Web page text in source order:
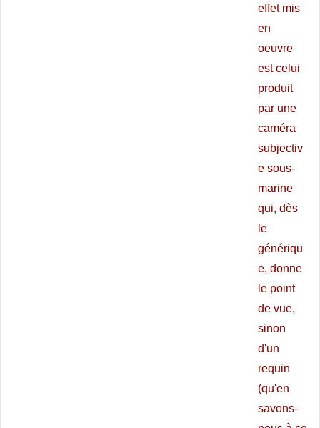
effet mis
en
oeuvre
est celui
produit
par une
caméra
subjectiv
e sous-
marine
qui, dès
le
génériqu
e, donne
le point
de vue,
sinon
d'un
requin
(qu'en
savons-